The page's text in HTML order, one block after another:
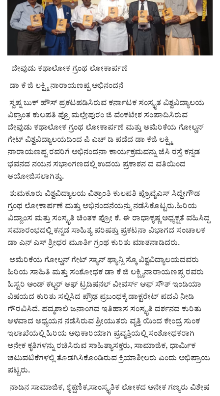
ರಾಜಕೀಯ
e-paper (ಇ–ಪೇಪರ್‌)
ಪುಸ್ತಕ ಪರಿಚಯ
ಅಂಕಣ
ಸಾಧಕರ ಪರಿಚಯ
ಪತ್ರಕರ್ತರ ಪರಿಚಯ
ಸಂಪಾದಕೀಯ
ಕವನ
Digital Subscription
ದೇವುಡು ಕಥಾಲೋಕ ಗ್ರಂಥ ಲೋಕಾರ್ಪಣೆ
ಡಾ ಕೆ ಜಿ ಲಕ್ಷ್ಮಿ ನಾರಾಯಣಪ್ಪ ಅಭಿನಂದನೆ
ಸ್ವಪ್ನ ಬುಕ್ ಹೌಸ್ ಪ್ರಕಟಪಡಿಸಿರುವ ಕರ್ನಾಟಕ ಸಂಸ್ಕೃತ ವಿಶ್ವವಿದ್ಯಾಲಯ
ವಿಶ್ರಾಂತ ಕುಲಪತಿ ಪ್ರೊ ಮಲ್ಲೇಪುರಂ ಜಿ ವೆಂಕಟೇಶ ಸಂಪಾದಿಸಿರುವ
ದೇವುಡು ಕಥಾಲೋಕ ಗ್ರಂಥ ಲೋಕಾರ್ಪಣೆ ಮತ್ತು ಅಮೆರಿಕೆಯ ಗೋಲ್ಡನ್
ಗೇಟ್ ವಿಶ್ವವಿದ್ಯಾಲಯದಿಂದ ಪಿ ಎಚ್ ಡಿ ಪಡೆದ ಡಾ ಕೆಜಿ ಲಕ್ಷ್ಮಿ
ನಾರಾಯಣಪ್ಪ ರವರಿಗೆ ಅಭಿನಂದನಾ ಕಾರ್ಯಕ್ರಮವನ್ನು ಜೆಸಿ ರಸ್ತೆ ಕನ್ನಡ
ಭವನದ ನಯನ ಸಭಾಂಗಣದಲ್ಲಿ ಉದಯ ಪ್ರಕಾಶನ ದ ವತಿಯಿಂದ
ಆಯೋಜಿಸಲಾಗಿತ್ತು.
ತುಮಕೂರು ವಿಶ್ವವಿದ್ಯಾಲಯ ವಿಶ್ರಾಂತಿ ಕುಲಪತಿ ಪ್ರೊವೈಎಸ್ ಸಿದ್ದೇಗೌಡ
ಗ್ರಂಥ ಲೋಕಾರ್ಪಣೆ ಮತ್ತು ಅಭಿನಂದನೆಯನ್ನು ನಡೆಸಿಕೊಟ್ಟರು.ಹಿರಿಯ
ವಿದ್ವಾಂಸ ಮತ್ತು ಸಂಸ್ಕೃತಿ ಚಿಂತಕ ಪ್ರೋ ಕೆ. ಈ ರಾಧಾಕೃಷ್ಣ ಅಧ್ಯಕ್ಷತೆ ವಹಿಸಿದ್ದ
ಸಮಾರಂಭದಲ್ಲಿ ಕನ್ನಡ ಸಾಹಿತ್ಯ ಪರಿಷತ್ತು ಪ್ರಕಟನಾ ವಿಭಾಗದ ಸಂಚಾಲಕ
ಡಾ ಎನ್ ಎಸ್ ಶ್ರೀಧರ ಮೂರ್ತಿ ಗ್ರಂಥ ಕುರಿತು ಮಾತನಾಡಿದರು.
ಅಮೆರಿಕೆಯ ಗೋಲ್ಡನ್ ಗೇಟ್ ಸ್ಯಾನ್ ಫ್ಯಾನ್ಸಿ ಸ್ಕೊ ವಿಶ್ವವಿದ್ಯಾಲಯದವರು
ಹಿರಿಯ ಸಾಹಿತಿ ಮತ್ತು ಸಂಶೋಧಕ ಡಾ ಕೆ ಜಿ ಲಕ್ಷ್ಮಿನಾರಾಯಣಪ್ಪ ರವರು
ಹಿಸ್ಟರಿ ಅಂಡ್ ಕಲ್ಚರ್ ಆಫ್ ಟ್ರಡಿಷನಲ್ ವೀವರ್ಸ್ ಆಫ್ ಸೌತ್ ಇಂಡಿಯಾ
ವಿಷಯದ ಕುರಿತು ಸಲ್ಲಿಸಿದ ಪ್ರೌಢ ಪ್ರಬಂಧಕ್ಕೆ ಡಾಕ್ಟರೇಟ್ ಪದವಿ ನೀಡಿ
ಗೌರವಿಸಿದೆ. ಪದ್ಮಶಾಲಿ ಜನಾಂಗದ ಇತಿಹಾಸ ಸಂಸ್ಕೃತಿ ದರ್ಶನದ ಕುರಿತು
ಆಳವಾದ ಅಧ್ಯಯನ ನಡೆಸಿರುವ ಶ್ರೀಯುತರು ವೃತ್ತಿ ಯಿಂದ ಕೇಂದ್ರ ಸುಂಕ
ಇಲಾಖೆಯಲ್ಲಿ ಹಿರಿಯ ಅಧಿಕಾರಿಯಾಗಿ ಪ್ರವೃತ್ತಿಯಲ್ಲಿ ಸಂಶೋಧಕರಾಗಿ
ಅನೇಕ ಕೃತಿಗಳನ್ನು ರಚಿಸಿರುವ ಸಾಹಿತ್ಯಾಸಕ್ತರು, ಸಾಮಾಜಿಕ, ಧಾರ್ಮಿಕ
ಚಟುವಟಿಕೆಗಳಲ್ಲಿ ತೊಡಗಿಸಿಕೊಂಡಿರುವ ಕ್ರಿಯಾಶೀಲರು ಎಂದು ಅಭಿಪ್ರಾಯ
ಪಟ್ಟರು.
ನಾಡಿನ ಸಾಮಾಜಿಕ, ಶೈಕ್ಷಣಿಕ,ಸಾಂಸ್ಕೃತಿಕ ಲೋಕದ ಅನೇಕ ಗಣ್ಯರು ವಿಶೇಷ